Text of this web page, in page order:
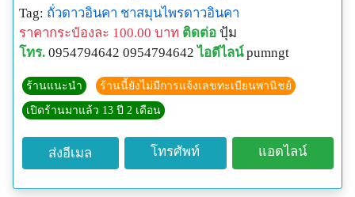
Tag: ถั่วดาวอินคา ชาสมุนไพรดาวอินคา
ราคากระป๋องละ 100.00 บาท ติดต่อ ปุ้ม
โทร. 0954794642 0954794642 ไอดีไลน์ pumngt
ร้านแนะนำ ร้านนี้ยังไม่มีการแจ้งเลขทะเบียนพานิชย์
เปิดร้านมาแล้ว 13 ปี 2 เดือน
ส่งอีเมล โทรศัพท์ แอดไลน์